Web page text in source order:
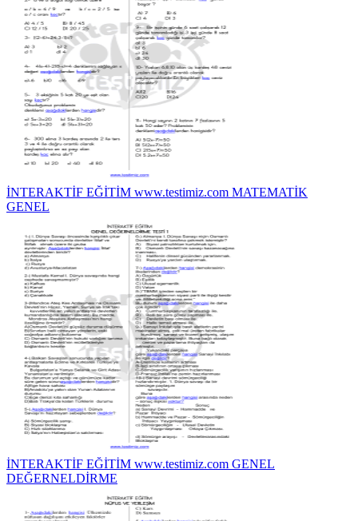
İNTERAKTİF EĞİTİM www.testimiz.com MATEMATİK
GENEL
İNTERAKTİF EĞİTİM www.testimiz.com GENEL
DEĞERNELDİRME